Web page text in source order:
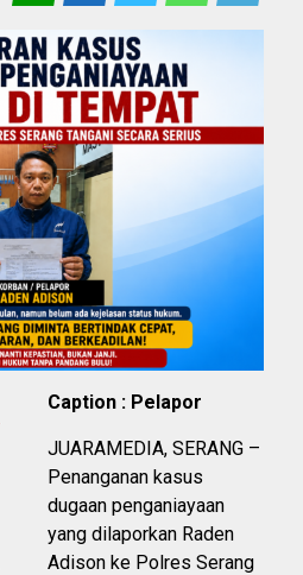
Caption : Pelapor
JUARAMEDIA, SERANG –
Penanganan kasus
dugaan penganiayaan
yang dilaporkan Raden
Adison ke Polres Serang